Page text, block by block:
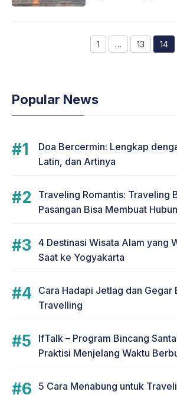
Page
1 … Page
13 14
Popular News
Doa Bercermin: Lengkap
Latin, dan Artinya
Traveling Romantis: Traveling
Pasangan Bisa Membuat
4 Destinasi Wisata Alam yang
Saat ke Yogyakarta
Cara Hadapi Jetlag dan Gegar
Travelling
IfTalk – Program Bincang
Praktisi Menjelang Waktu
5 Cara Menabung untuk